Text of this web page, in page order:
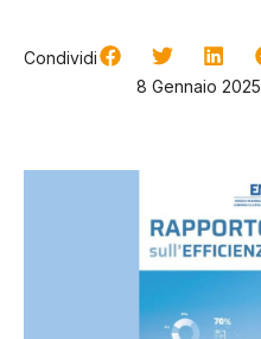
Condividi
8 Gennaio 2025